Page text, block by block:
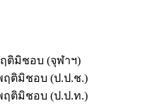
ติมิชอบ (จุฬาฯ)
ฤติมิชอบ (ป.ป.ช.)
ฤติมิชอบ (ป.ป.ท.)